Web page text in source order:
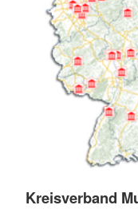
Kreisverband